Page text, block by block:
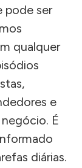
pode ser
qualquer
e
É
diárias.